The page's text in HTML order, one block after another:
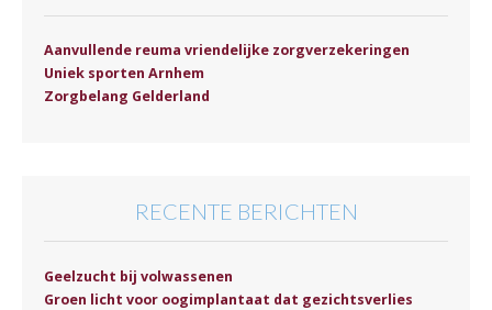
Aanvullende reuma vriendelijke zorgverzekeringen
Uniek sporten Arnhem
Zorgbelang Gelderland
RECENTE BERICHTEN
Geelzucht bij volwassenen
Groen licht voor oogimplantaat dat gezichtsverlies